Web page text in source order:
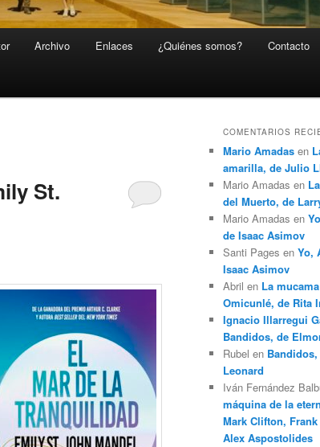
Archivo Enlaces ¿Quiénes somos? Contacto
St.
COMENTARIOS
Mario Amadas en
amarilla, de Julio
Mario Amadas en
del Muerto, de
Mario Amadas en
de Isaac Asimov
Santi Pages en Yo,
Isaac Asimov
Abril en La
Omicunlé, de Rita
Ignacio Illarregui
Bandidos, de
Rubel en
Leonard
Iván Fernández
máquina de la
Mark Clifton,
Alex Aspostolides